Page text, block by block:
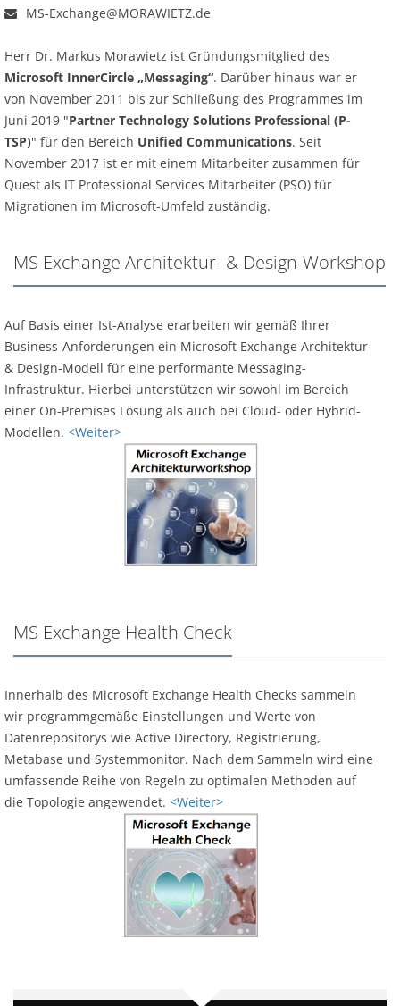
MS-Exchange@MORAWIETZ.de
Herr Dr. Markus Morawietz ist Gründungsmitglied des
Microsoft InnerCircle „Messaging“. Darüber hinaus war er
von November 2011 bis zur Schließung des Programmes im
Juni 2019 "Partner Technology Solutions Professional (P-
TSP)" für den Bereich Unified Communications. Seit
November 2017 ist er mit einem Mitarbeiter zusammen für
Quest als IT Professional Services Mitarbeiter (PSO) für
Migrationen im Microsoft-Umfeld zuständig.
MS Exchange Architektur- & Design-Workshop
Auf Basis einer Ist-Analyse erarbeiten wir gemäß Ihrer
Business-Anforderungen ein Microsoft Exchange Architektur-
& Design-Modell für eine performante Messaging-
Infrastruktur. Hierbei unterstützen wir sowohl im Bereich
einer On-Premises Lösung als auch bei Cloud- oder Hybrid-
Modellen. <Weiter>
MS Exchange Health Check
Innerhalb des Microsoft Exchange Health Checks sammeln
wir programmgemäße Einstellungen und Werte von
Datenrepositorys wie Active Directory, Registrierung,
Metabase und Systemmonitor. Nach dem Sammeln wird eine
umfassende Reihe von Regeln zu optimalen Methoden auf
die Topologie angewendet. <Weiter>